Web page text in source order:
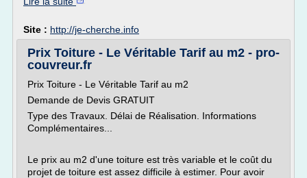
Site : http://je-cherche.info
Prix Toiture - Le Véritable Tarif au m2 - pro-
couvreur.fr
Prix Toiture - Le Véritable Tarif au m2
Demande de Devis GRATUIT
Type des Travaux. Délai de Réalisation. Informations
Complémentaires...
Le prix au m2 d'une toiture est très variable et le coût du
projet de toiture est assez difficile à estimer. Pour avoir